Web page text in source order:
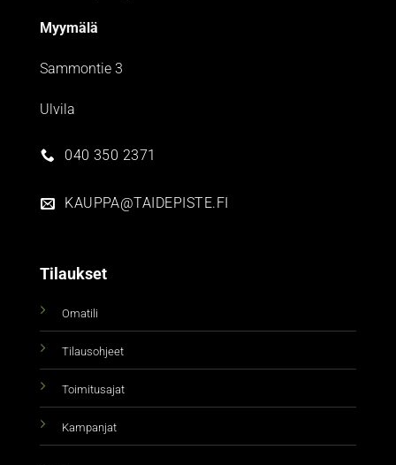
Myymälä
Sammontie 3
Ulvila
040 350 2371
KAUPPA@TAIDEPISTE.FI
Tilaukset
Omatili
Tilausohjeet
Toimitusajat
Kampanjat